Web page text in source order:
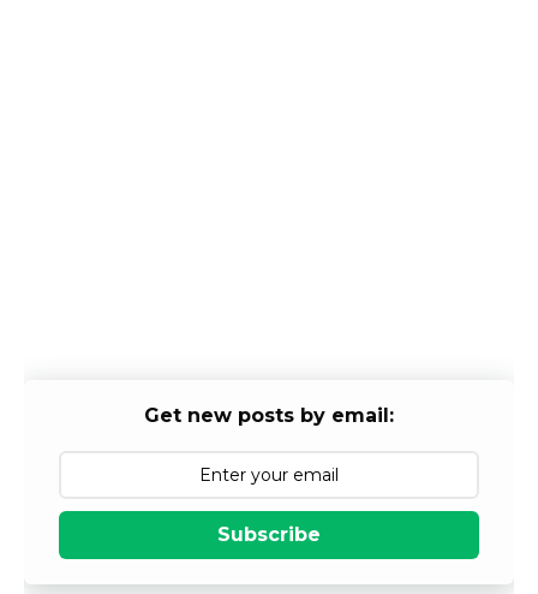
Get new posts by email:
Subscribe